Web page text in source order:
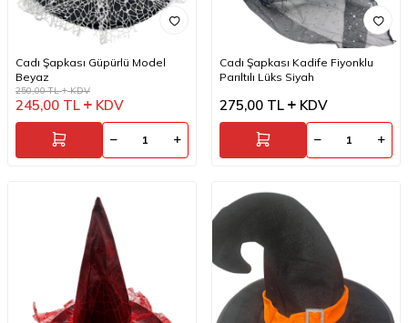
Cadı Şapkası Güpürlü Model
Beyaz
250,00TL KDV
245,00 TL KDV
Cadı Şapkası Kadife Fiyonklu
Parıltılı Lüks Siyah
275,00 TL KDV